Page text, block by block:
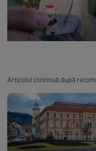
Articolul continuă după